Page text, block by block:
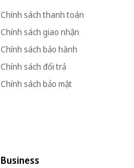
Chính sách thanh toán
Chính sách giao nhận
Chính sách bảo hành
Chính sách đổi trả
Chính sách bảo mật
Business